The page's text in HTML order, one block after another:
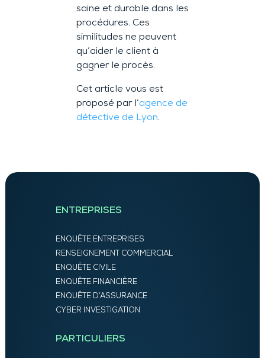
saine et durable dans les
procédures. Ces
similitudes ne peuvent
qu’aider le client à
gagner le procès.
Cet article vous est
proposé par l’agence de
détective de Lyon.
ENTREPRISES
ENQUÊTE ENTREPRISES
RENSEIGNEMENT COMMERCIAL
ENQUÊTE CIVILE
ENQUÊTE FINANCIÈRE
ENQUÊTE D’ASSURANCE
CYBER INVESTIGATION
PARTICULIERS